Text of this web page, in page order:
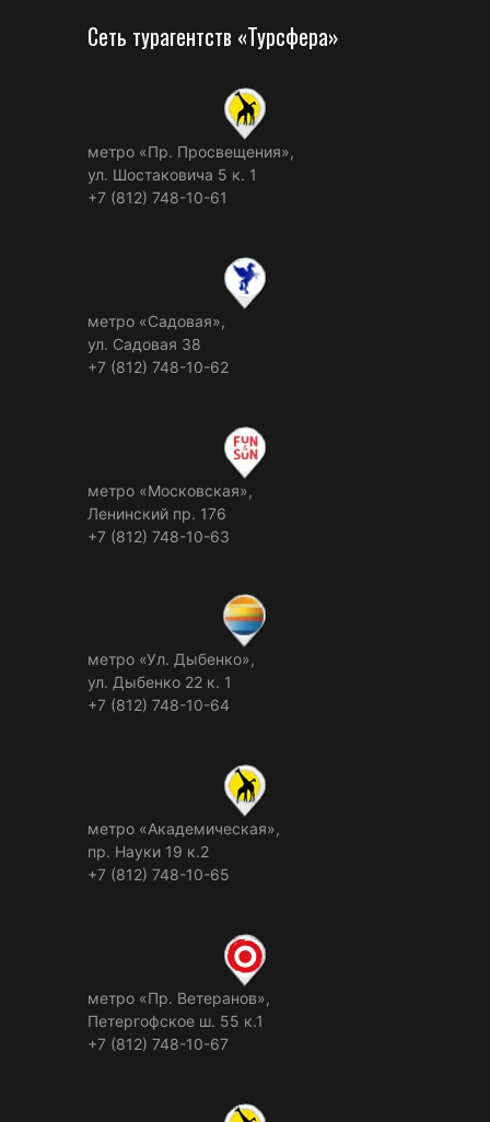
Сеть турагентств «Турсфера»
метро «Пр. Просвещения»,
ул. Шостаковича 5 к. 1
+7 (812) 748-10-61
метро «Садовая»,
ул. Садовая 38
+7 (812) 748-10-62
метро «Московская»,
Ленинский пр. 176
+7 (812) 748-10-63
метро «Ул. Дыбенко»,
ул. Дыбенко 22 к. 1
+7 (812) 748-10-64
метро «Академическая»,
пр. Науки 19 к.2
+7 (812) 748-10-65
метро «Пр. Ветеранов»,
Петергофское ш. 55 к.1
+7 (812) 748-10-67